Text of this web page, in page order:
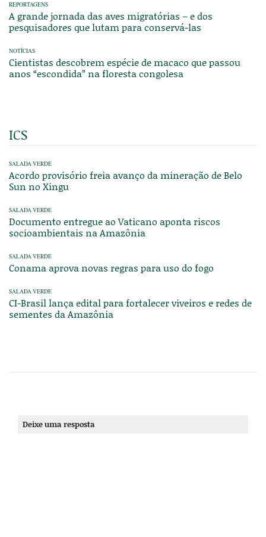
REPORTAGENS
A grande jornada das aves migratórias – e dos
pesquisadores que lutam para conservá-las
NOTÍCIAS
Cientistas descobrem espécie de macaco que passou
anos “escondida” na floresta congolesa
ICS
SALADA VERDE
Acordo provisório freia avanço da mineração de Belo
Sun no Xingu
SALADA VERDE
Documento entregue ao Vaticano aponta riscos
socioambientais na Amazônia
SALADA VERDE
Conama aprova novas regras para uso do fogo
SALADA VERDE
CI-Brasil lança edital para fortalecer viveiros e redes de
sementes da Amazônia
Deixe uma resposta